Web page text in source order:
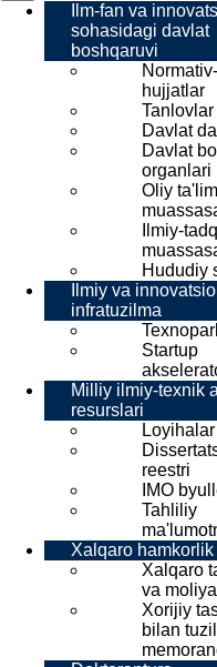
Ilm-fan va
sohasidagi davlat
boshqaruvi
hujjatlar
Tanlovlar
Davlat
Davlat
organlari
Oliy ta'lim
Ilmiy-
Hududiy
Ilmiy va
infratuzilma
Startup
Milliy ilmiy-texnik
resurslari
reestri
IMO
Tahliliy
Xalqaro hamkorlik
Xalqaro
va
Xorijiy
bilan